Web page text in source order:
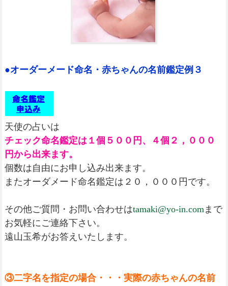
●オーダーメード命名・赤ちゃんの名前鑑定例３
天使の占いは
チェック命名鑑定は１個５００円、４個２，０００
円から出来ます。
個数は自由にお申し込み出来ます。
またオーダメード命名鑑定は２０，０００円です。
その他ご質問・お問い合わせはtamaki@yo-in.comまで
お気軽にご連絡下さい。
遠山玉希がお答えいたします。
③二字名を指定の場合・・・実際の赤ちゃんの名前